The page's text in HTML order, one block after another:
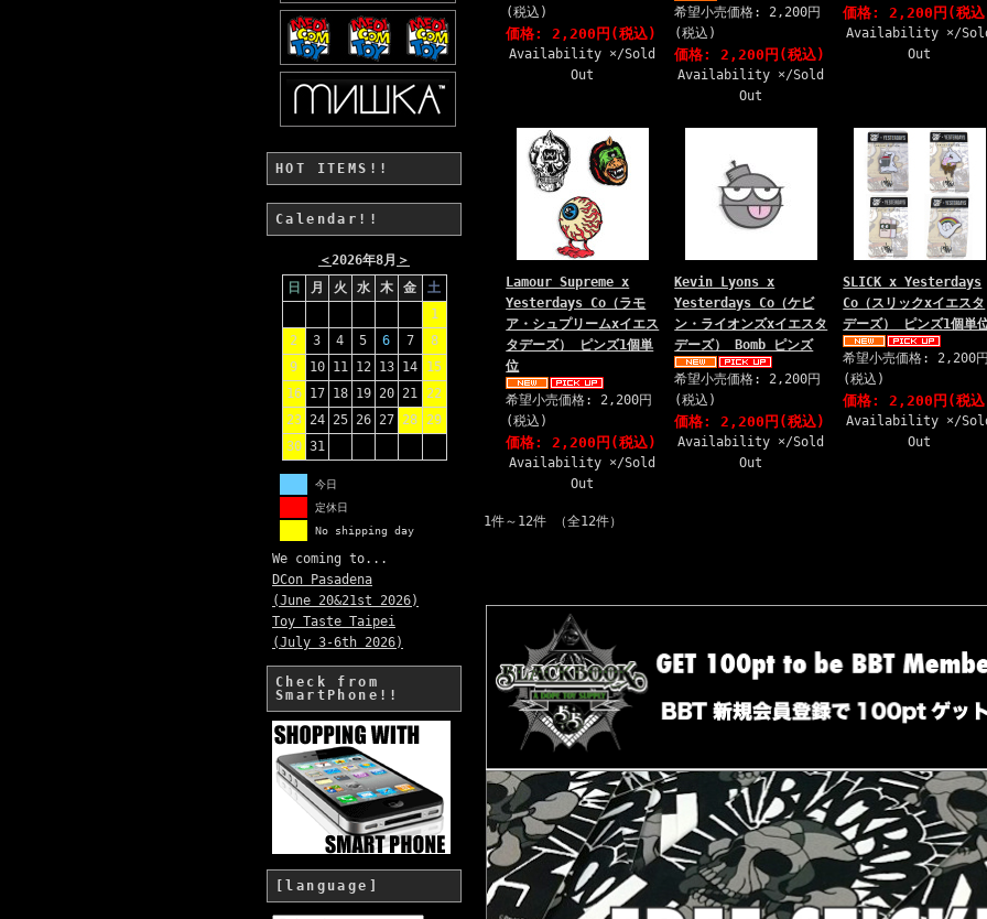
HOT ITEMS!!
Calendar!!
＜2026年8月 ＞
日
月 火 水 木 金
土
1
2
3 4 5 6 7
8
9
10 11 12 13 14
15
16
17 18 19 20 21 22
23 24 25 26 27 28 29
30 31
今日
定休日
No shipping day
We coming to...
DCon Pasadena
(June 20&21st 2026)
Toy Taste Taipei
(July 3-6th 2026)
Check from
SmartPhone!!
[language]
(税込)
価格: 2,200円(税込)
Availability ×/Sold
Out
希望小売価格: 2,200円
(税込)
価格: 2,200円(税込)
Availability ×/Sold
Out
価格: 2,200円(税
Availability ×/
Out
Lamour Supreme x
Yesterdays Co（ラモ
ア・シュプリームxイエス
タデーズ） ピンズ1個単
位
希望小売価格: 2,200円
(税込)
価格: 2,200円(税込)
Availability ×/Sold
Out
Kevin Lyons x
Yesterdays Co（ケビ
ン・ライオンズxイエスタ
デーズ） Bomb ピンズ
希望小売価格: 2,200円
(税込)
価格: 2,200円(税込)
Availability ×/Sold
Out
SLICK x Yesterdays
Co（スリックxイエスタ
デーズ） ピンズ1個単
希望小売価格: 2,200
(税込)
価格: 2,200円(税
Availability ×/
Out
1件～12件 （全12件）